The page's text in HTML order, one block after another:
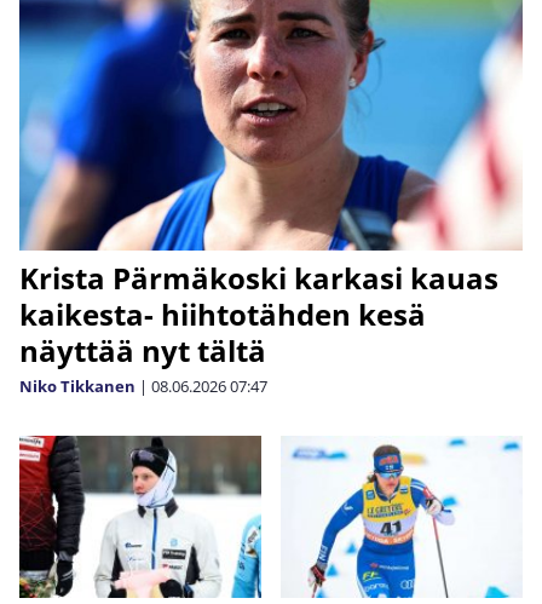
Krista Pärmäkoski karkasi kauas
kaikesta- hiihtotähden kesä
näyttää nyt tältä
Niko Tikkanen | 08.06.202607:47